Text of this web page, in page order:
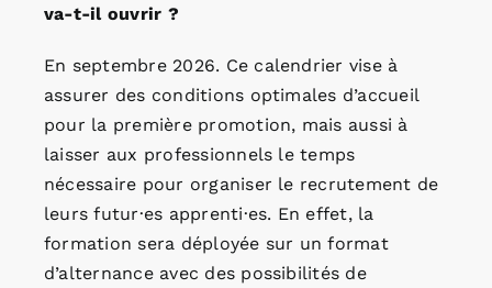
va-t-il ouvrir ?
En septembre 2026. Ce calendrier vise à
assurer des conditions optimales d’accueil
pour la première promotion, mais aussi à
laisser aux professionnels le temps
nécessaire pour organiser le recrutement de
leurs futur·es apprenti·es. En effet, la
formation sera déployée sur un format
d’alternance avec des possibilités de